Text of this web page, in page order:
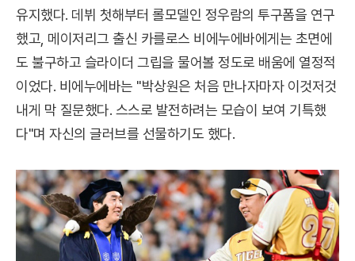
유지했다. 데뷔 첫해부터 롤모델인 정우람의 투구폼을 연구
했고, 메이저리그 출신 카를로스 비에누에바에게는 초면에
도 불구하고 슬라이더 그립을 물어볼 정도로 배움에 열정적
이었다. 비에누에바는 "박상원은 처음 만나자마자 이것저것
내게 막 질문했다. 스스로 발전하려는 모습이 보여 기특했
다"며 자신의 글러브를 선물하기도 했다.